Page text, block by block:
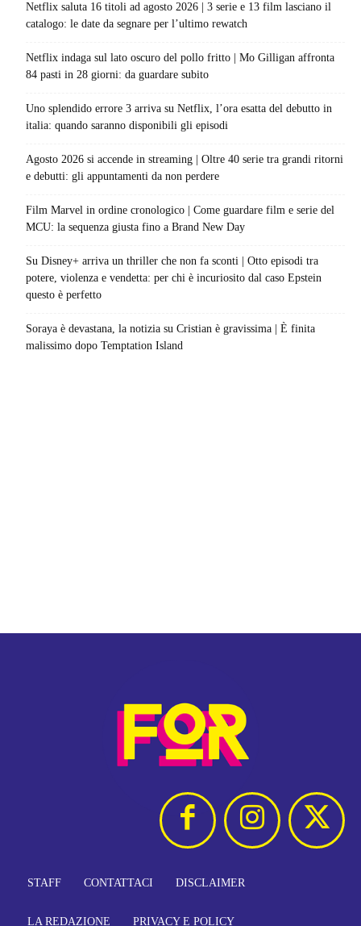
Netflix saluta 16 titoli ad agosto 2026 | 3 serie e 13 film lasciano il
catalogo: le date da segnare per l’ultimo rewatch
Netflix indaga sul lato oscuro del pollo fritto | Mo Gilligan affronta
84 pasti in 28 giorni: da guardare subito
Uno splendido errore 3 arriva su Netflix, l’ora esatta del debutto in
italia: quando saranno disponibili gli episodi
Agosto 2026 si accende in streaming | Oltre 40 serie tra grandi ritorni
e debutti: gli appuntamenti da non perdere
Film Marvel in ordine cronologico | Come guardare film e serie del
MCU: la sequenza giusta fino a Brand New Day
Su Disney+ arriva un thriller che non fa sconti | Otto episodi tra
potere, violenza e vendetta: per chi è incuriosito dal caso Epstein
questo è perfetto
Soraya è devastana, la notizia su Cristian è gravissima | È finita
malissimo dopo Temptation Island
STAFF CONTATTACI DISCLAIMER
LA REDAZIONE PRIVACY E POLICY